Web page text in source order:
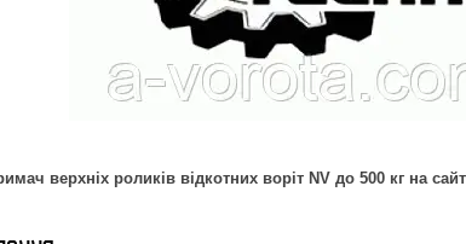
верхніх роликів відкотних воріт NV до 500 кг на